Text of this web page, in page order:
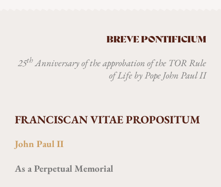
BREVE PONTIFICIUM
25thAnniversary of the approbation of the TOR Rule
of Life by Pope John Paul II
FRANCISCAN VITAE PROPOSITUM
John Paul II
As a Perpetual Memorial